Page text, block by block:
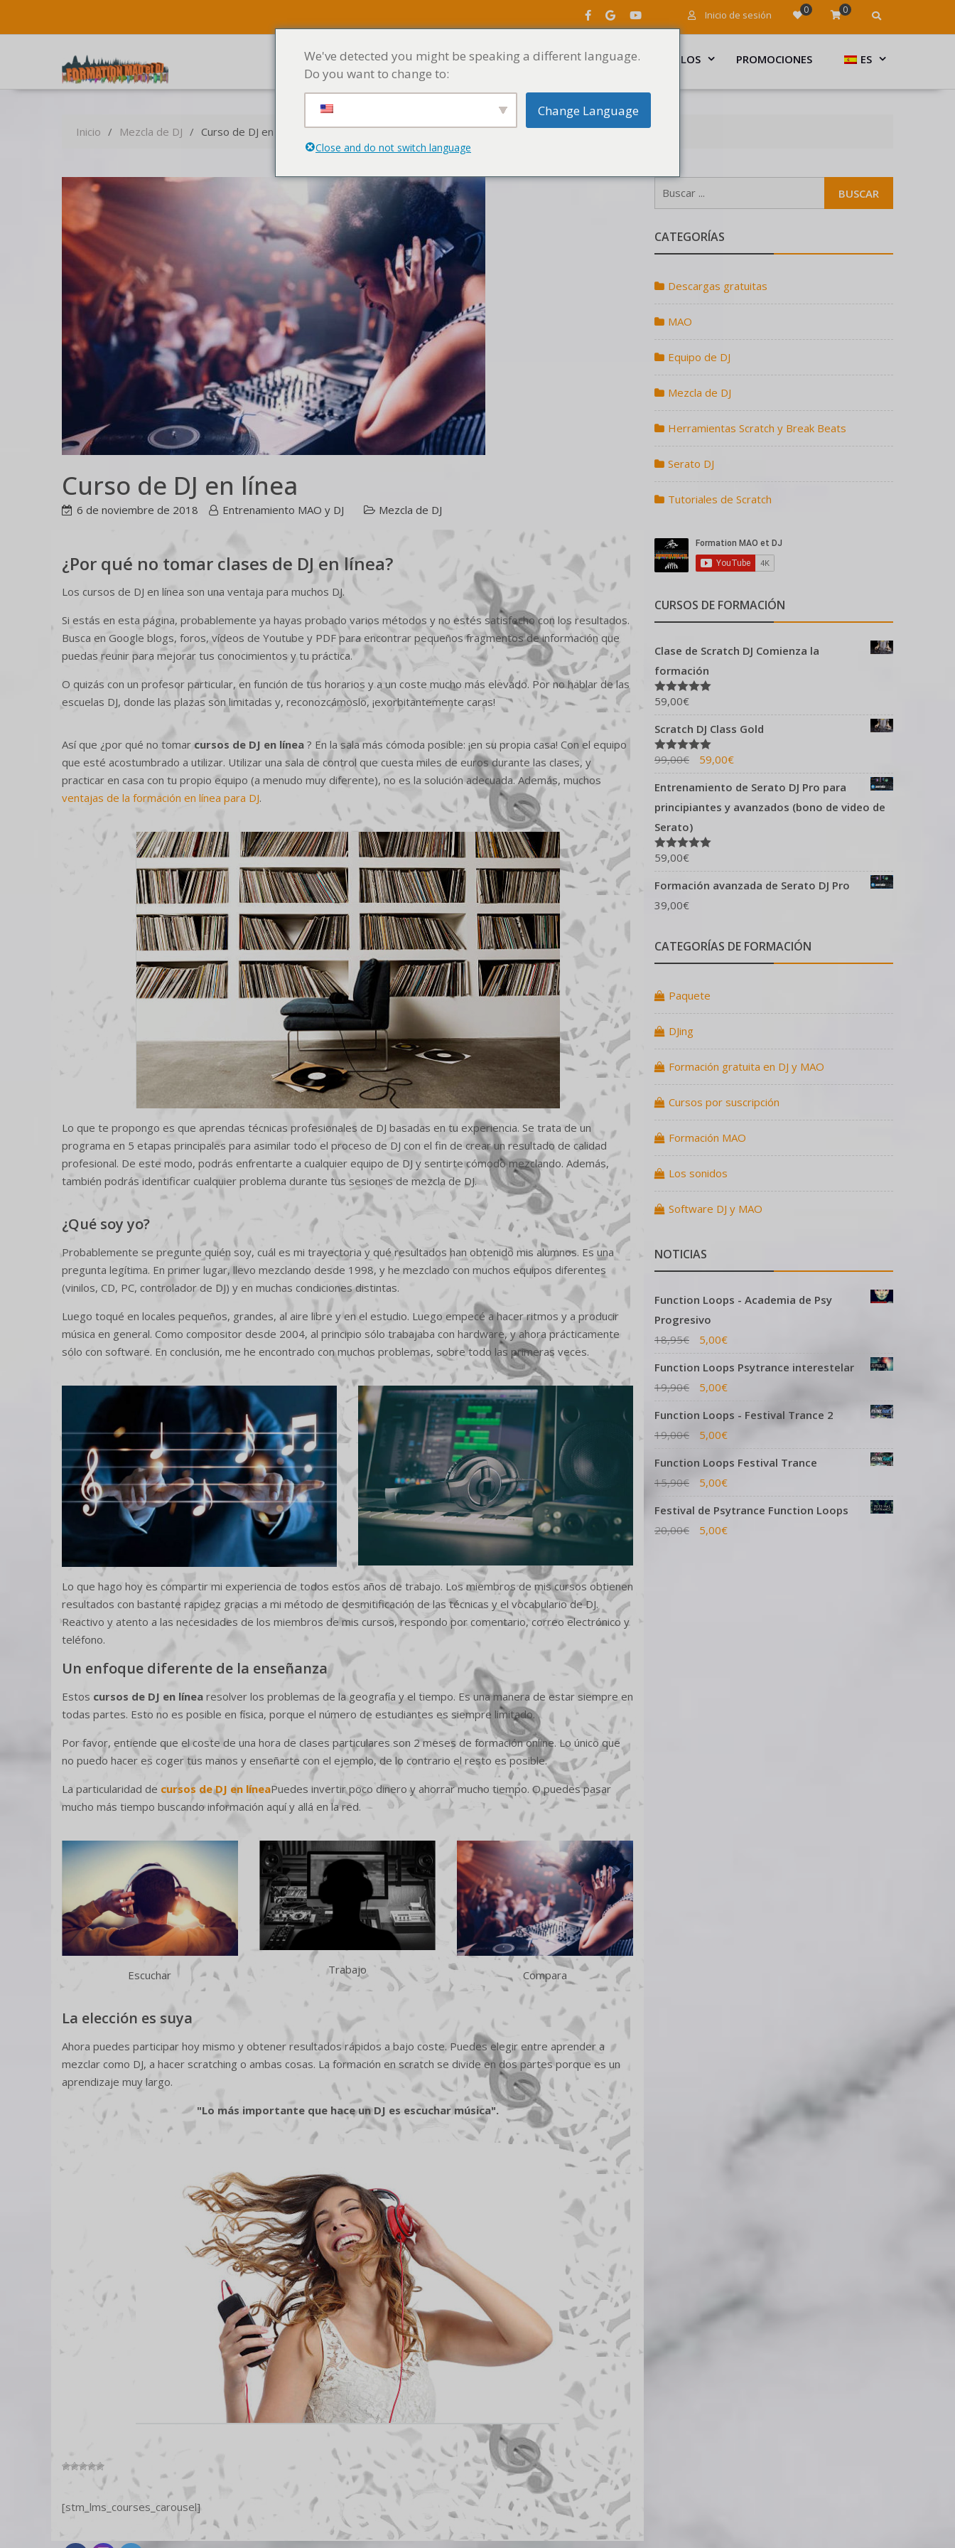
Inicio de sesión 0 0
INICIO MENÚ ARTÍCULOS PROMOCIONES ES
Inicio Mezcla de DJ Curso de DJ en línea
Curso de DJ en línea
6 de noviembre de 2018 Entrenamiento MAO y DJ Mezcla de DJ
¿Por qué no tomar clases de DJ en línea?
Los cursos de DJ en línea son una ventaja para muchos DJ.
Si estás en esta página, probablemente ya hayas probado varios métodos y no estés satisfecho con los resultados.
Busca en Google blogs, foros, vídeos de Youtube y PDF para encontrar pequeños fragmentos de información que
puedas reunir para mejorar tus conocimientos y tu práctica.
O quizás con un profesor particular, en función de tus horarios y a un coste mucho más elevado. Por no hablar de las
escuelas DJ, donde las plazas son limitadas y, reconozcámoslo, ¡exorbitantemente caras!
Así que ¿por qué no tomarcursos de DJ en línea ? En la sala más cómoda posible: ¡en su propia casa! Con el equipo
que esté acostumbrado a utilizar. Utilizar una sala de control que cuesta miles de euros durante las clases, y
practicar en casa con tu propio equipo (a menudo muy diferente), no es la solución adecuada. Además, muchos
ventajas de la formación en línea para DJ.
Lo que te propongo es que aprendas técnicas profesionales de DJ basadas en tu experiencia. Se trata de un
programa en 5 etapas principales para asimilar todo el proceso de DJ con el fin de crear un resultado de calidad
profesional. De este modo, podrás enfrentarte a cualquier equipo de DJ y sentirte cómodo mezclando. Además,
también podrás identificar cualquier problema durante tus sesiones de mezcla de DJ.
¿Qué soy yo?
Probablemente se pregunte quién soy, cuál es mi trayectoria y qué resultados han obtenido mis alumnos. Es una
pregunta legítima. En primer lugar, llevo mezclando desde 1998, y he mezclado con muchos equipos diferentes
(vinilos, CD, PC, controlador de DJ) y en muchas condiciones distintas.
Luego toqué en locales pequeños, grandes, al aire libre y en el estudio. Luego empecé a hacer ritmos y a producir
música en general. Como compositor desde 2004, al principio sólo trabajaba con hardware, y ahora prácticamente
sólo con software. En conclusión, me he encontrado con muchos problemas, sobre todo las primeras veces.
Lo que hago hoy es compartir mi experiencia de todos estos años de trabajo. Los miembros de mis cursos obtienen
resultados con bastante rapidez gracias a mi método de desmitificación de las técnicas y el vocabulario de DJ.
Reactivo y atento a las necesidades de los miembros de mis cursos, respondo por comentario, correo electrónico y
teléfono.
Un enfoque diferente de la enseñanza
Estos cursos de DJ en línea resolver los problemas de la geografía y el tiempo. Es una manera de estar siempre en
todas partes. Esto no es posible en física, porque el número de estudiantes es siempre limitado.
Por favor, entiende que el coste de una hora de clases particulares son 2 meses de formación online. Lo único que
no puedo hacer es coger tus manos y enseñarte con el ejemplo, de lo contrario el resto es posible.
La particularidad de cursos de DJ en líneaPuedes invertir poco dinero y ahorrar mucho tiempo. O puedes pasar
mucho más tiempo buscando información aquí y allá en la red.
Escuchar Trabajo Compara
La elección es suya
Ahora puedes participar hoy mismo y obtener resultados rápidos a bajo coste. Puedes elegir entre aprender a
mezclar como DJ, a hacer scratching o ambas cosas. La formación en scratch se divide en dos partes porque es un
aprendizaje muy largo.
"Lo más importante que hace un DJ es escuchar música".
[stm_lms_courses_carousel]
CATEGORÍAS
Descargas gratuitas
MAO
Equipo de DJ
Mezcla de DJ
Herramientas Scratch y Break Beats
Serato DJ
Tutoriales de Scratch
CURSOS DE FORMACIÓN
Clase de Scratch DJ Comienza la
formación
Valorado en
5.00 de 5
59,00€
Scratch DJ Class Gold
Valorado en
5.00 de 5
99,00€ 59,00€
Entrenamiento de Serato DJ Pro para
principiantes y avanzados (bono de video de
Serato)
Valorado en
5.00 de 5
59,00€
Formación avanzada de Serato DJ Pro
39,00€
CATEGORÍAS DE FORMACIÓN
Paquete
DJing
Formación gratuita en DJ y MAO
Cursos por suscripción
Formación MAO
Los sonidos
Software DJ y MAO
NOTICIAS
Function Loops - Academia de Psy
Progresivo
18,95€ 5,00€
Function Loops Psytrance interestelar
19,90€ 5,00€
Function Loops - Festival Trance 2
19,00€ 5,00€
Function Loops Festival Trance
15,90€ 5,00€
Festival de Psytrance Function Loops
20,00€ 5,00€
We've detected you might be speaking a different language.
Do you want to change to:
Change Language
Close and do not switch language